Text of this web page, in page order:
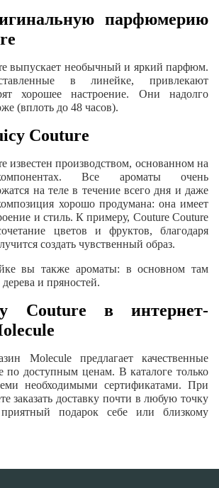
парфюмерию
выпускает необычный и яркий парфюм.
в линейке, привлекают
хорошее настроение. Они надолго
(вплоть до 48 часов).
Couture
известен производством, основанном на
Все ароматы очень
на теле в течение всего дня и даже
хорошо продумана: она имеет
и стиль. К примеру, Couture Couture
цветов и фруктов, благодаря
создать чувственный образ.
вы также ароматы: в основном там
и пряностей.
Couture в интернет-
Molecule предлагает качественные
по доступным ценам. В каталоге только
необходимыми сертификатами. При
заказать доставку почти в любую точку
подарок себе или близкому